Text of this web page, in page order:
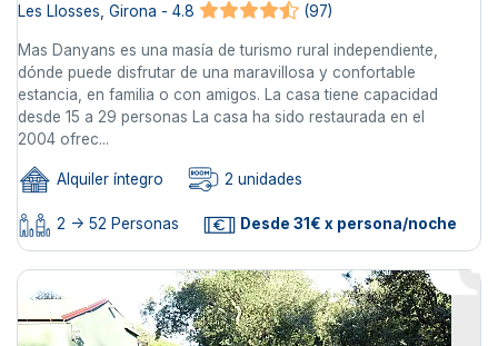
Les Llosses, Girona - 4.8 (97)
Mas Danyans es una masía de turismo rural independiente,
dónde puede disfrutar de una maravillosa y confortable
estancia, en familia o con amigos. La casa tiene capacidad
desde 15 a 29 personas La casa ha sido restaurada en el
2004 ofrec...
Alquiler íntegro 2 unidades
2 -> 52 Personas Desde 31€ x persona/noche